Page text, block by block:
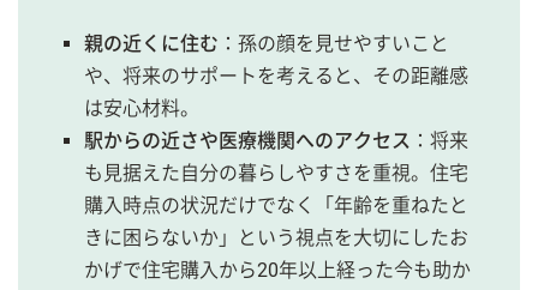
親の近くに住む ：孫の顔を見せやすいこと
や、将来のサポートを考えると、その距離感
は安心材料。
駅からの近さや医療機関へのアクセス ：将来
も見据えた自分の暮らしやすさを重視。住宅
購入時点の状況だけでなく「年齢を重ねたと
きに困らないか」という視点を大切にしたお
かげで住宅購入から20年以上経った今も助か